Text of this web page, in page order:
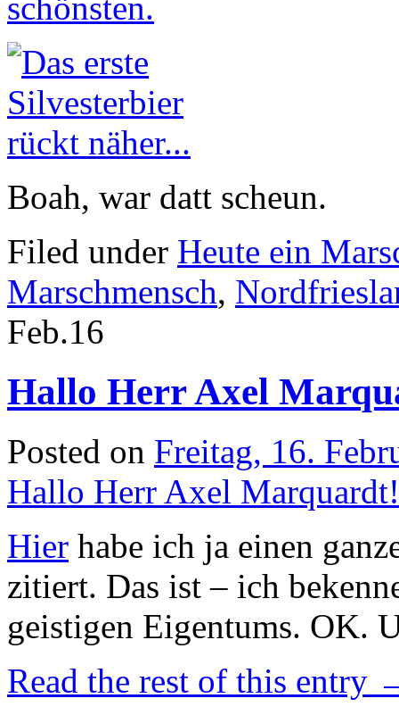
Boah, war datt scheun.
Filed under Heute ein
Marschmensch,
Feb.16
Hallo Herr Axel
Posted on Freitag, 16.
Hallo Herr Axel Marquardt!
Hier habe ich ja einen
zitiert. Das ist – ich
geistigen Eigentums. OK.
Read the rest of this entry